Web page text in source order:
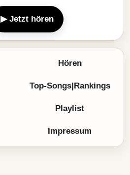
▶ Jetzt hören
Hören
Top-Songs|Rankings
Playlist
Impressum